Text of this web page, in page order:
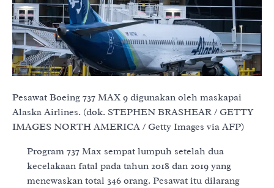
Pesawat Boeing 737 MAX 9 digunakan oleh maskapai
Alaska Airlines. (dok. STEPHEN BRASHEAR / GETTY
IMAGES NORTH AMERICA / Getty Images via AFP)
Program 737 Max sempat lumpuh setelah dua
kecelakaan fatal pada tahun 2018 dan 2019 yang
menewaskan total 346 orang. Pesawat itu dilarang